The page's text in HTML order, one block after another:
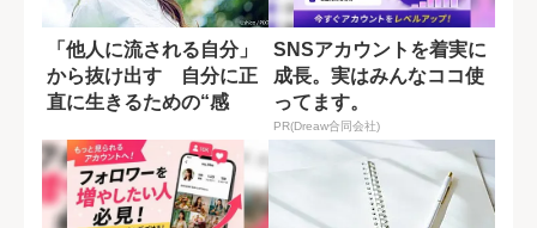
「他人に流される自分」
から抜け出す 自分に正
直に生きるための“感
SNSアカウントを着実に
成長。実はみんなココ使
ってます。
PR(Dreaw合同会社)